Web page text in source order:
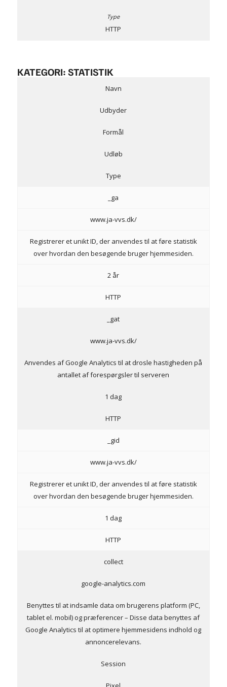
HTTP
KATEGORI: STATISTIK
Navn
Udbyder
Formål
Udløb
Type
_ga
www.ja-vvs.dk/
Registrerer et unikt ID, der anvendes til at føre statistik
over hvordan den besøgende bruger hjemmesiden.
2 år
HTTP
_gat
www.ja-vvs.dk/
Anvendes af Google Analytics til at drosle hastigheden på
antallet af forespørgsler til serveren
1 dag
HTTP
_gid
www.ja-vvs.dk/
Registrerer et unikt ID, der anvendes til at føre statistik
over hvordan den besøgende bruger hjemmesiden.
1 dag
HTTP
collect
google-analytics.com
Benyttes til at indsamle data om brugerens platform (PC,
tablet el. mobil) og præferencer – Disse data benyttes af
Google Analytics til at optimere hjemmesidens indhold og
annoncerelevans.
Session